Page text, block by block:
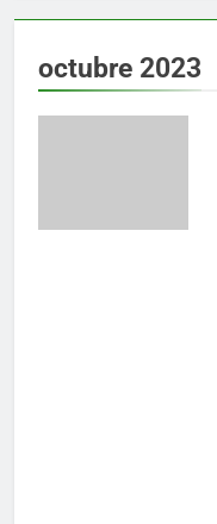
octubre 2023